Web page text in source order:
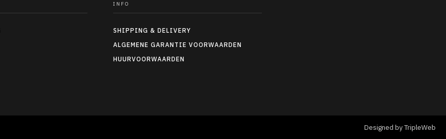
INFO
SHIPPING & DELIVERY
ALGEMENE GARANTIE VOORWAARDEN
HUURVOORWAARDEN
Designed by TripleWeb